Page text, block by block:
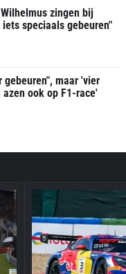
zingen bij
iets speciaals gebeuren"
gebeuren", maar 'vier
ook op F1-race'